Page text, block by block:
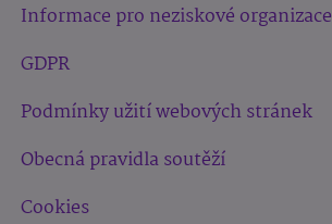
Informace pro neziskové organizace
GDPR
Podmínky užití webových stránek
Obecná pravidla soutěží
Cookies